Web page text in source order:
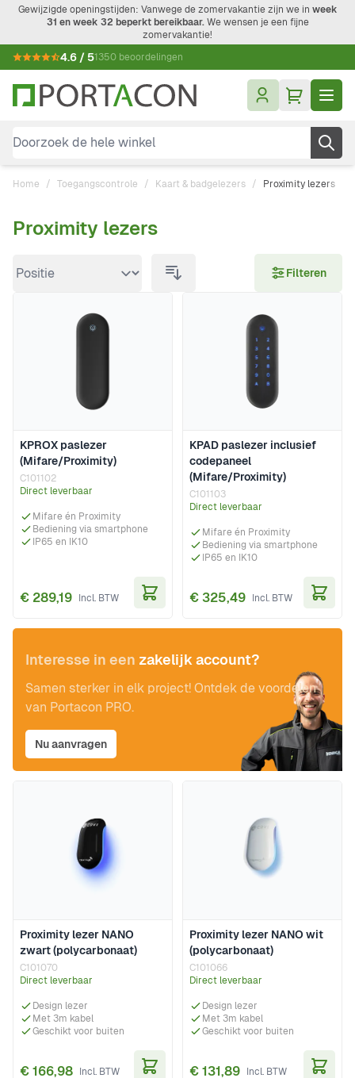
Ga naar de inhoud
Gewijzigde openingstijden: Vanwege de zomervakantie zijn we in week
31 en week 32 beperkt bereikbaar.We wensen je een fijne
zomervakantie!
4.6 / 51350 beoordelingen
Doorzoek de hele winkel
Home / Toegangscontrole / Kaart & badgelezers / Proximity lezers
Doorgaan naar productlijst
Proximity lezers
Filteren
KPROX paslezer
(Mifare/Proximity)
C101102
Direct leverbaar
Mifare én Proximity
Bediening via smartphone
IP65 en IK10
€ 289,19
KPAD paslezer inclusief
codepaneel
(Mifare/Proximity)
C101103
Direct leverbaar
Mifare én Proximity
Bediening via smartphone
IP65 en IK10
€ 325,49
Proximity lezer NANO
zwart (polycarbonaat)
C101070
Direct leverbaar
Design lezer
Met 3m kabel
Geschikt voor buiten
€ 166,98
Proximity lezer NANO wit
(polycarbonaat)
C101066
Direct leverbaar
Design lezer
Met 3m kabel
Geschikt voor buiten
€ 131,89
Interesse in een zakelijk account?
Samen sterker in elk project! Ontdek de voordelen
van Portacon PRO.
Nu aanvragen